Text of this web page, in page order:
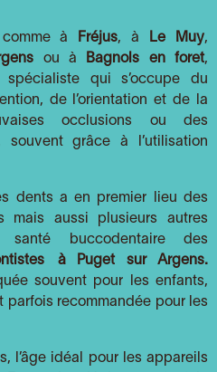
à Fréjus, à Le Muy,
ou à Bagnols en foret,
qui s’occupe du
de l’orientation et de la
occlusions ou des
souvent grâce à l’utilisation
dents a en premier lieu des
mais aussi plusieurs autres
buccodentaire des
à
Puget sur Argens.
souvent pour les enfants,
parfois recommandée pour les
l’âge idéal pour les appareils